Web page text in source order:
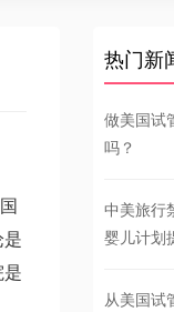
是
是
热门新
做美国试
吗？
中美旅行
婴儿计划
从美国试